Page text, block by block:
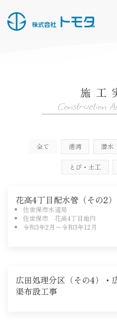
施工実績
トモダのこと
Instagram
施工
Construction
全て 港湾 潜水
とび・土工
花高4丁目配水管（その2
佐世保市水道局
佐世保市 花高4丁目地内
令和3年2月〜令和3年12月
広田処理分区（その4）・
渠布設工事